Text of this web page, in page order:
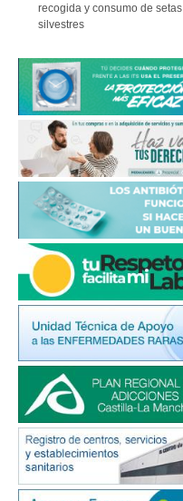
recogida y consumo de setas
silvestres